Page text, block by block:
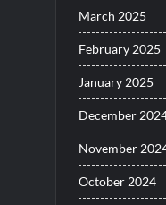
March 2025
February 2025
January 2025
December
November
October 2024